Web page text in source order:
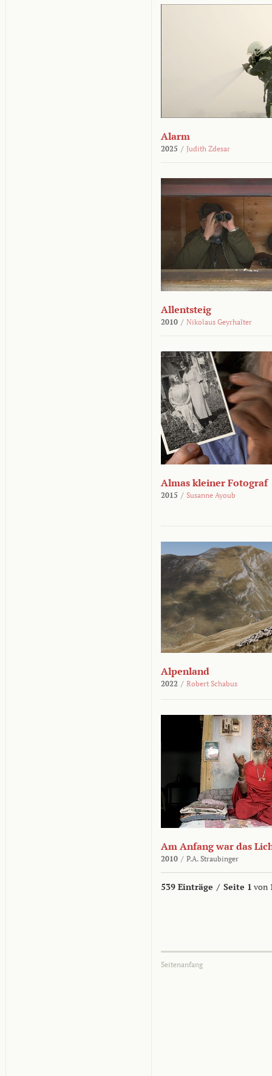
Alarm
2025 / Judith Zdesar
Allentsteig
2010 / Nikolaus Geyrhalter
Almas kleiner Fotograf
2015 / Susanne Ayoub
Alpenland
2022 / Robert Schabus
Am Anfang war das
2010 / P.A. Straubinger
539 Einträge / Seite 1 von
Seitenanfang